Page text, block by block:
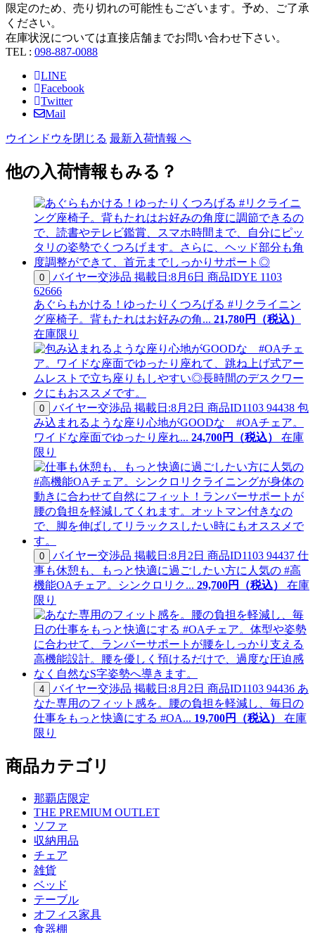
限定のため、売り切れの可能性もございます。予め、ご了承
ください。
在庫状況については直接店舗までお問い合わせ下さい。
TEL : 098-887-0088
LINE
Facebook
Twitter
Mail
ウインドウを閉じる 最新入荷情報 へ
他の入荷情報もみる？
0 バイヤー交渉品 掲載日:8月6日 商品IDYE 1103
62666
あぐらもかける！ゆったりくつろげる #リクライニン
グ座椅子。背もたれはお好みの角... 21,780円（税込）
在庫限り
0 バイヤー交渉品 掲載日:8月2日 商品ID1103 94438 包
み込まれるような座り心地がGOODな #OAチェア。
ワイドな座面でゆったり座れ... 24,700円（税込）
在庫
限り
0 バイヤー交渉品 掲載日:8月2日 商品ID1103 94437 仕
事も休憩も、もっと快適に過ごしたい方に人気の #高
機能OAチェア。シンクロリク... 29,700円（税込）
在庫
限り
4 バイヤー交渉品 掲載日:8月2日 商品ID1103 94436 あ
なた専用のフィット感を。腰の負担を軽減し、毎日の
仕事をもっと快適にする #OA... 19,700円（税込）
在庫
限り
商品カテゴリ
那覇店限定
THE PREMIUM OUTLET
ソファ
収納用品
チェア
雑貨
ベッド
テーブル
オフィス家具
食器棚